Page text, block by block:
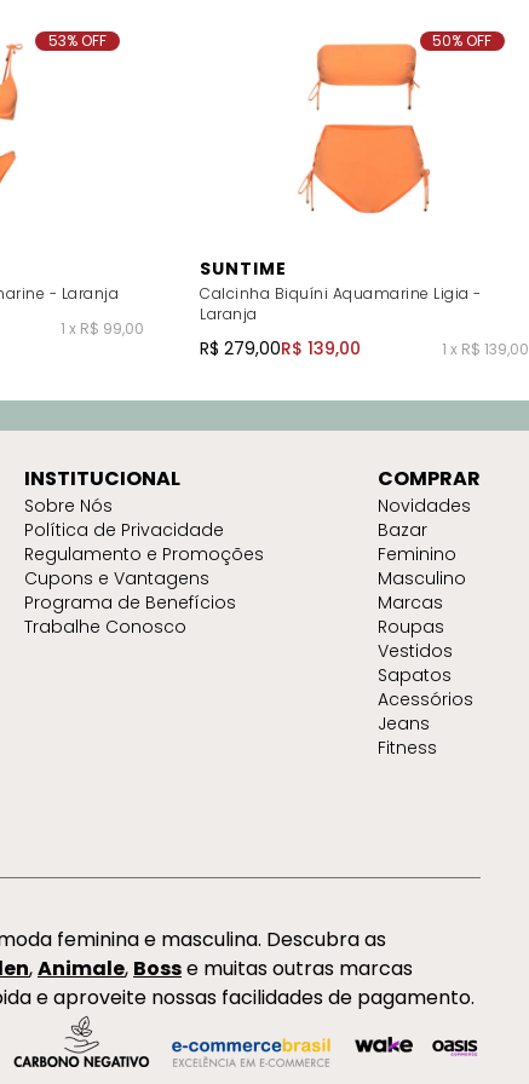
- Laranja
1 x R$ 99,00
53% OFF
SUNTIME
Calcinha Biquíni Aquamarine Ligia -
Laranja
R$ 279,00R$ 139,00 1 x R$ 139,00
50% OFF
INSTITUCIONAL
Sobre Nós
Política de Privacidade
Regulamento e Promoções
Cupons e Vantagens
Programa de Benefícios
Trabalhe Conosco
COMPRAR
Novidades
Bazar
Feminino
Masculino
Marcas
Roupas
Vestidos
Sapatos
Acessórios
Jeans
Fitness
feminina e masculina. Descubra as
,Animale, Bosse muitas outras marcas
e aproveite nossas facilidades de pagamento.